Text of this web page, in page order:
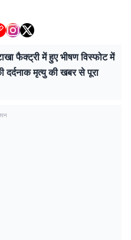
फैक्ट्री में हुए भीषण विस्फोट में
मृत्यु की खबर से पूरा